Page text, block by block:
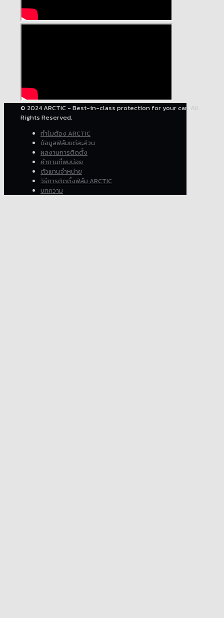
© 2024 ARCTIC - Best-in-class protection for your car. All
Rights Reserved.
ทำไมต้อง ARCTIC
ข้อมูลฟิล์มแต่ละส่วน
ผลงานการติดตั้ง
คำถามที่พบบ่อย
ตัวแทนจำหน่าย
วิธีการติดตั้งฟิล์ม ARCTIC
บทความ